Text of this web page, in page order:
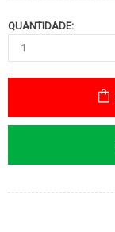
QUANTIDADE: